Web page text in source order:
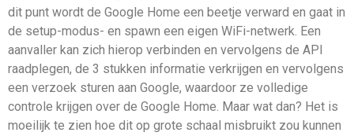
dit punt wordt de Google Home een beetje verward en gaat in
de setup-modus- en spawn een eigen WiFi-netwerk. Een
aanvaller kan zich hierop verbinden en vervolgens de API
raadplegen, de 3 stukken informatie verkrijgen en vervolgens
een verzoek sturen aan Google, waardoor ze volledige
controle krijgen over de Google Home. Maar wat dan? Het is
moeilijk te zien hoe dit op grote schaal misbruikt zou kunnen